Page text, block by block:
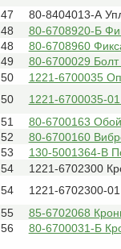
47
80-8404013-А
48
80-6708920-Б
48
80-6708960
49
80-6700029 Болт
50
1221-6700035
50
1221-6700035-
51
80-6700163
52
80-6700160
53
130-5001364-В
54
1221-6702300
54
1221-6702300-
55
85-6702068
56
80-6700031-Б